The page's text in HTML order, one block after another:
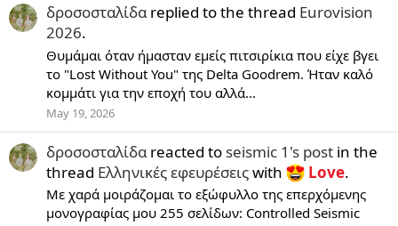
δροσοσταλίδαreplied to the thread Eurovision
2026.
Θυμάμαι όταν ήμασταν εμείς πιτσιρίκια που είχε βγει
το "Lost Without You" της Delta Goodrem. Ήταν καλό
κομμάτι για την εποχή του αλλά...
May 19, 2026
δροσοσταλίδα reacted to seismic 1's post in the
thread Ελληνικές εφευρέσειςwith Love.
Με χαρά μοιράζομαι το εξώφυλλο της επερχόμενης
μονογραφίας μου 255 σελίδων: Controlled Seismic